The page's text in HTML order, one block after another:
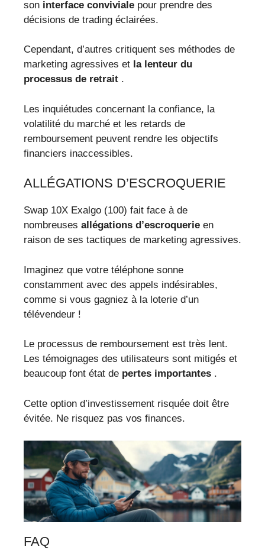
son interface conviviale pour prendre des
décisions de trading éclairées.
Cependant, d’autres critiquent ses méthodes de
marketing agressives et la lenteur du
processus de retrait .
Les inquiétudes concernant la confiance, la
volatilité du marché et les retards de
remboursement peuvent rendre les objectifs
financiers inaccessibles.
ALLÉGATIONS D’ESCROQUERIE
Swap 10X Exalgo (100) fait face à de
nombreuses allégations d’escroquerie en
raison de ses tactiques de marketing agressives.
Imaginez que votre téléphone sonne
constamment avec des appels indésirables,
comme si vous gagniez à la loterie d’un
télévendeur !
Le processus de remboursement est très lent.
Les témoignages des utilisateurs sont mitigés et
beaucoup font état de pertes importantes .
Cette option d’investissement risquée doit être
évitée. Ne risquez pas vos finances.
FAQ